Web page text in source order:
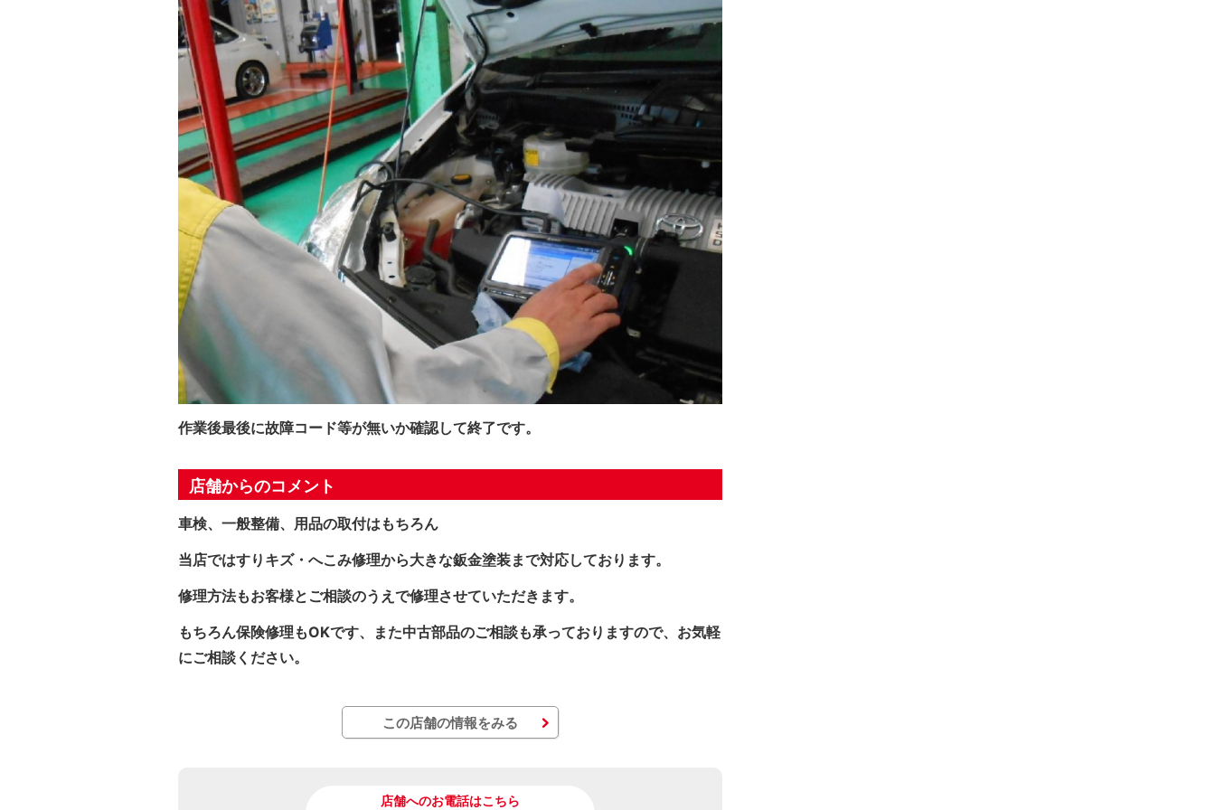
作業後最後に故障コード等が無いか確認して終了です。
店舗からのコメント
車検、一般整備、用品の取付はもちろん
当店ではすりキズ・へこみ修理から大きな鈑金塗装まで対応しております。
修理方法もお客様とご相談のうえで修理させていただきます。
もちろん保険修理もOKです、また中古部品のご相談も承っておりますので、お気軽
にご相談ください。
この店舗の情報をみる
店舗へのお電話はこちら